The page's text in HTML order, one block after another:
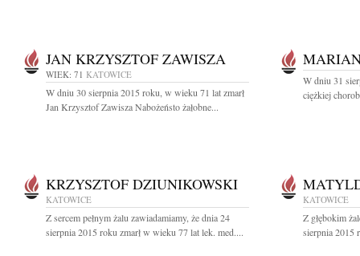
JAN KRZYSZTOF ZAWISZA
WIEK: 71 KATOWICE
W dniu 30 sierpnia 2015 roku, w wieku 71 lat zmarł
Jan Krzysztof Zawisza Nabożeństo żałobne...
W dniu 31
ciężkiej
KRZYSZTOF DZIUNIKOWSKI
KATOWICE
Z sercem pełnym żalu zawiadamiamy, że dnia 24
sierpnia 2015 roku zmarł w wieku 77 lat lek. med....
KATOWICE
Z głębokim
sierpnia 2015